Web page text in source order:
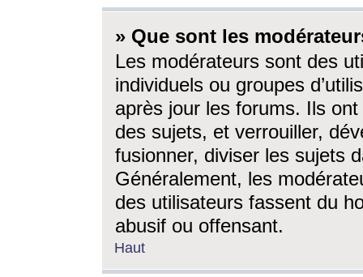
» Que sont les
Les modérateurs sont des
individuels ou groupes
après jour les forums. Ils ont
des sujets, et verrouiller,
fusionner, diviser les sujets
Généralement, les
des utilisateurs fassent du
abusif ou offensant.
Haut